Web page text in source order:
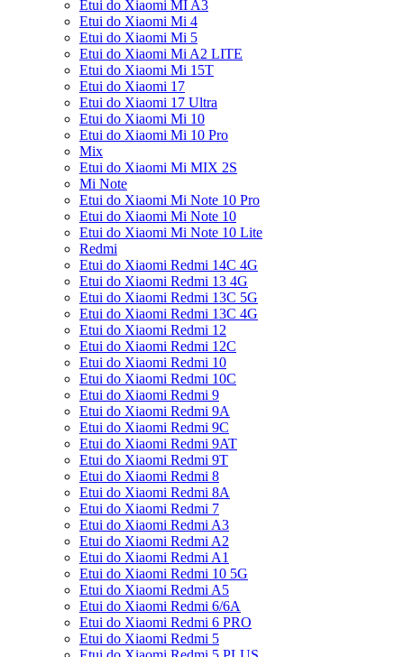
Etui do Xiaomi MI A3
Etui do Xiaomi Mi 4
Etui do Xiaomi Mi 5
Etui do Xiaomi Mi A2 LITE
Etui do Xiaomi Mi 15T
Etui do Xiaomi 17
Etui do Xiaomi 17 Ultra
Etui do Xiaomi Mi 10
Etui do Xiaomi Mi 10 Pro
Mix
Etui do Xiaomi Mi MIX 2S
Mi Note
Etui do Xiaomi Mi Note 10 Pro
Etui do Xiaomi Mi Note 10
Etui do Xiaomi Mi Note 10 Lite
Redmi
Etui do Xiaomi Redmi 14C 4G
Etui do Xiaomi Redmi 13 4G
Etui do Xiaomi Redmi 13C 5G
Etui do Xiaomi Redmi 13C 4G
Etui do Xiaomi Redmi 12
Etui do Xiaomi Redmi 12C
Etui do Xiaomi Redmi 10
Etui do Xiaomi Redmi 10C
Etui do Xiaomi Redmi 9
Etui do Xiaomi Redmi 9A
Etui do Xiaomi Redmi 9C
Etui do Xiaomi Redmi 9AT
Etui do Xiaomi Redmi 9T
Etui do Xiaomi Redmi 8
Etui do Xiaomi Redmi 8A
Etui do Xiaomi Redmi 7
Etui do Xiaomi Redmi A3
Etui do Xiaomi Redmi A2
Etui do Xiaomi Redmi A1
Etui do Xiaomi Redmi 10 5G
Etui do Xiaomi Redmi A5
Etui do Xiaomi Redmi 6/6A
Etui do Xiaomi Redmi 6 PRO
Etui do Xiaomi Redmi 5